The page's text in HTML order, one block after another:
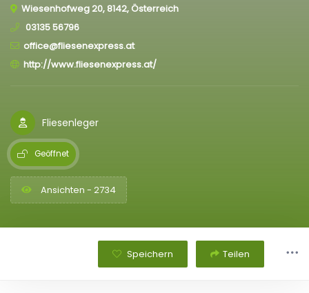
Wiesenhofweg 20, 8142, Österreich
03135 56796
office@​fliesenexpress.at
http://www.fliesenexpress.at/
Fliesenleger
Geöffnet
Ansichten - 2734
Speichern Teilen